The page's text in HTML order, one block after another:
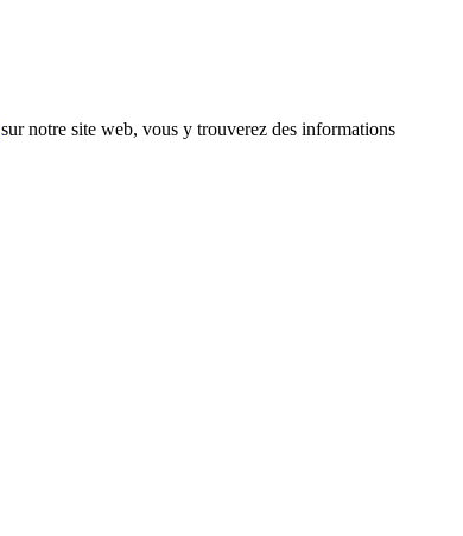
sur notre site web, vous y trouverez des informations